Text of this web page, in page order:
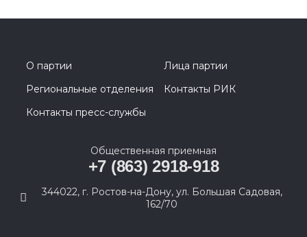
О партии
Лица партии
Региональные отделения
Контакты РИК
Контакты пресс-службы
Общественная приемная
+7 (863) 2918-918
344022, г. Ростов-на-Дону, ул. Большая Садовая,
162/70